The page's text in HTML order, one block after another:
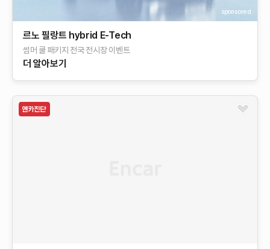
sponsored
르노 필랑트 hybrid E-Tech​
썸머 쿨 패키지 전국 전시장 이벤트
더 알아보기